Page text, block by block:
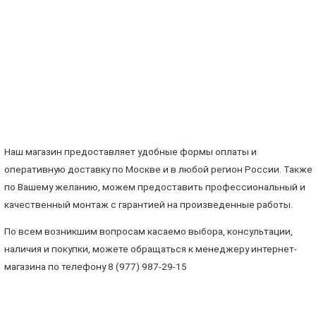
Наш магазин предоставляет удобные формы оплаты и
оперативную доставку по Москве и в любой регион России. Также
по Вашему желанию, можем предоставить профессиональный и
качественный монтаж с гарантией на произведенные работы.
По всем возникшим вопросам касаемо выбора, консультации,
наличия и покупки, можете обращаться к менеджеру интернет-
магазина по телефону 8 (977) 987-29-15